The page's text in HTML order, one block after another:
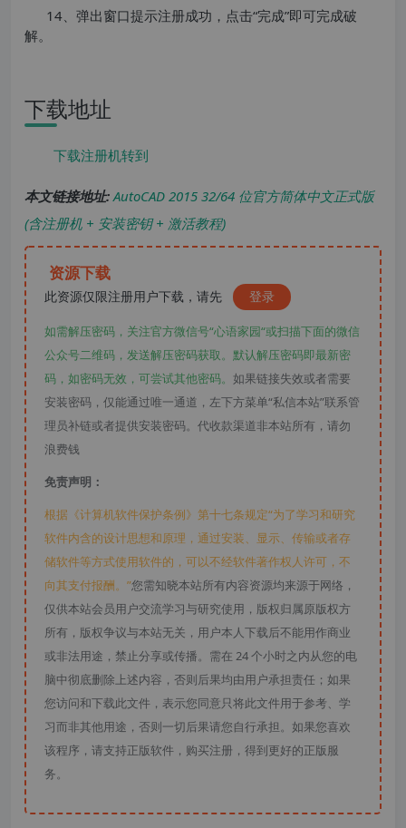
14、弹出窗口提示注册成功，点击“完成”即可完成破
解。
下载地址
下载注册机转到
本文链接地址: AutoCAD 2015 32/64 位官方简体中文正式版
(含注册机 + 安装密钥 + 激活教程)
资源下载
此资源仅限注册用户下载，请先 登录
如需解压密码，关注官方微信号“心语家园“或扫描下面的微信
公众号二维码，发送解压密码获取。默认解压密码即最新密
码，如密码无效，可尝试其他密码。 如果链接失效或者需要
安装密码，仅能通过唯一通道，左下方菜单“私信本站”联系管
理员补链或者提供安装密码。代收款渠道非本站所有，请勿
浪费钱
免责声明：
根据《计算机软件保护条例》第十七条规定“为了学习和研究
软件内含的设计思想和原理，通过安装、显示、传输或者存
储软件等方式使用软件的，可以不经软件著作权人许可，不
向其支付报酬。”您需知晓本站所有内容资源均来源于网络，
仅供本站会员用户交流学习与研究使用，版权归属原版权方
所有，版权争议与本站无关，用户本人下载后不能用作商业
或非法用途，禁止分享或传播。需在 24 个小时之内从您的电
脑中彻底删除上述内容，否则后果均由用户承担责任；如果
您访问和下载此文件，表示您同意只将此文件用于参考、学
习而非其他用途，否则一切后果请您自行承担。如果您喜欢
该程序，请支持正版软件，购买注册，得到更好的正版服
务。